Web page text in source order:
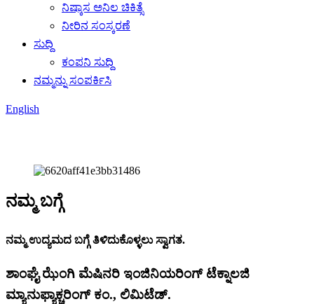
ನಿಷ್ಕಾಸ ಅನಿಲ ಚಿಕಿತ್ಸೆ
ನೀರಿನ ಸಂಸ್ಕರಣೆ
ಸುದ್ದಿ
ಕಂಪನಿ ಸುದ್ದಿ
ನಮ್ಮನ್ನು ಸಂಪರ್ಕಿಸಿ
English
ನಮ್ಮ ಬಗ್ಗೆ
ನಮ್ಮ ಉದ್ಯಮದ ಬಗ್ಗೆ ತಿಳಿದುಕೊಳ್ಳಲು ಸ್ವಾಗತ.
ಶಾಂಘೈ ಝೆಂಗಿ ಮೆಷಿನರಿ ಇಂಜಿನಿಯರಿಂಗ್ ಟೆಕ್ನಾಲಜಿ
ಮ್ಯಾನುಫ್ಯಾಕ್ಚರಿಂಗ್ ಕಂ., ಲಿಮಿಟೆಡ್.